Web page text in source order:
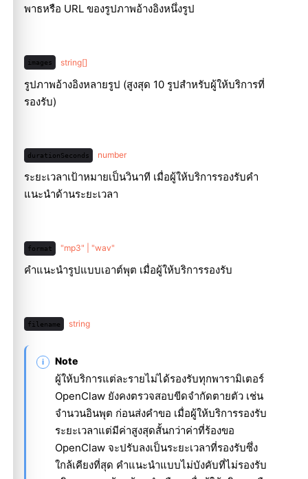
พาธหรือ URL ของรูปภาพอ้างอิงหนึ่งรูป
images string[]
รูปภาพอ้างอิงหลายรูป (สูงสุด 10 รูปสำหรับผู้ให้บริการที่
รองรับ)
durationSeconds number
ระยะเวลาเป้าหมายเป็นวินาที เมื่อผู้ให้บริการรองรับคำ
แนะนำด้านระยะเวลา
format "mp3" | "wav"
คำแนะนำรูปแบบเอาต์พุต เมื่อผู้ให้บริการรองรับ
filename string
Note
ผู้ให้บริการแต่ละรายไม่ได้รองรับทุกพารามิเตอร์
OpenClaw ยังคงตรวจสอบขีดจำกัดตายตัว เช่น
จำนวนอินพุต ก่อนส่งคำขอ เมื่อผู้ให้บริการรองรับ
ระยะเวลาแต่มีค่าสูงสุดสั้นกว่าค่าที่ร้องขอ
OpenClaw จะปรับลงเป็นระยะเวลาที่รองรับซึ่ง
ใกล้เคียงที่สุด คำแนะนำแบบไม่บังคับที่ไม่รองรับ